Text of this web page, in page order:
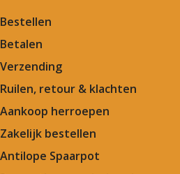
Bestellen
Betalen
Verzending
Ruilen, retour & klachten
Aankoop herroepen
Zakelijk bestellen
Antilope Spaarpot